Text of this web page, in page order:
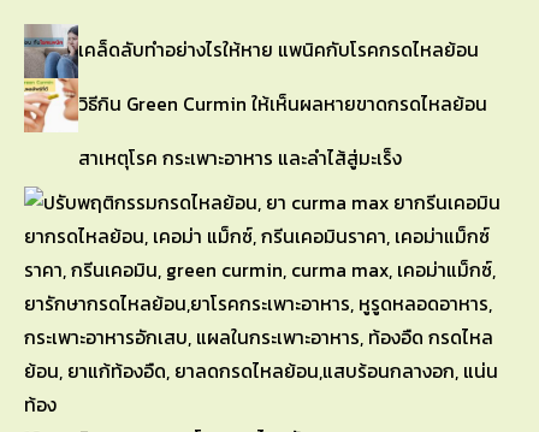
เคล็ดลับทำอย่างไรให้หาย แพนิคกับโรคกรดไหลย้อน
วิธีกิน Green Curmin ให้เห็นผลหายขาดกรดไหลย้อน
สาเหตุโรค กระเพาะอาหาร และลำไส้สู่มะเร็ง